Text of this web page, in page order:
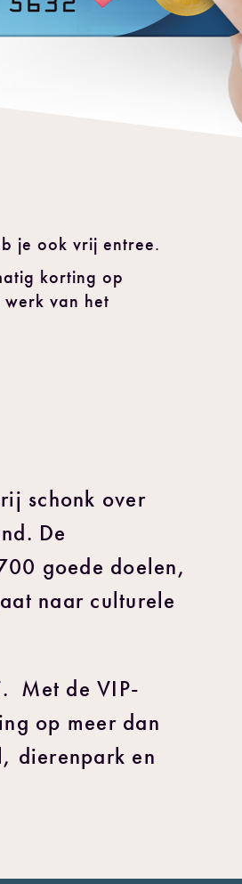
je ook vrij entree.
korting op
van het
schonk over
De
goede doelen,
naar culturele
Met de VIP-
op meer dan
dierenpark en